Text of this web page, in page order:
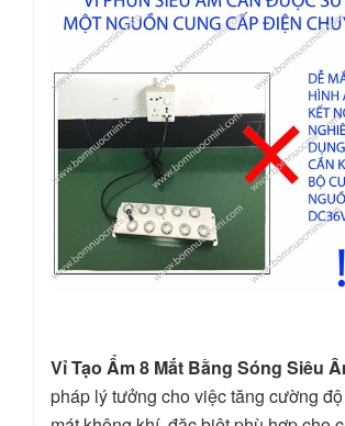
Vỉ Tạo Ẩm 8 Mắt Bằng Sóng Siêu
pháp lý tưởng cho việc tăng cường